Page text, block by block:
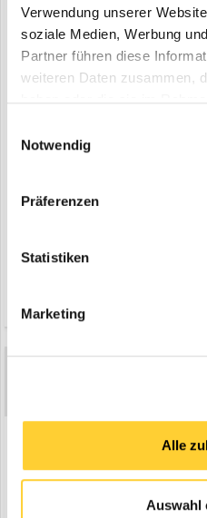
Verwendung unserer
soziale Medien, Werbung
Partner führen diese
weiteren Daten zusammen,
Notwendig
Präferenzen
Statistiken
Marketing
Alle
Auswahl
https://www.swr.de/swraktuell/
pfalz/ludwigshafen/
stillstand-aerger-verwirrung-